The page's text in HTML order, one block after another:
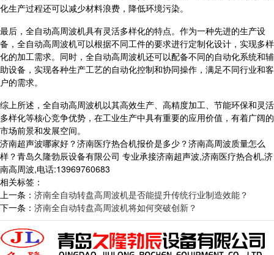
化生产过程还可以减少材料浪费，降低环境污染。
最后，全自动高周波机具有灵活多样化的特点。作为一种先进的生产设
备，全自动高周波机可以根据不同工件的要求进行定制化设计，实现多样
化的加工需求。同时，全自动高周波机还可以配备不同的自动化系统和辅
助设备，实现各种生产工艺的自动化控制和协同操作，满足不同行业和客
户的需求。
综上所述，全自动高周波机以其高效生产、高精度加工、节能环保和灵活
多样化等核心竞争优势，在工业生产中具有重要的应用价值，有着广阔的
市场前景和发展空间。
济南超声波哪家好？济南医疗热合机报价是多少？济南高周波质量怎么
样？青岛久隆勃辰设备有限公司 专业承接济南超声波,济南医疗热合机,济
南高周波,电话:13969760683
相关标签：
上一条： 济南全自动转盘高周波机是否能提升传统行业制造效能？
下一条： 济南全自动转盘高周波机将如何突破创新？